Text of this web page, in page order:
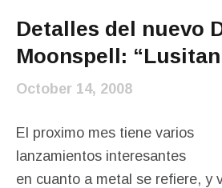
Detalles del nuevo
Moonspell:
October 14, 2008
El proximo mes tiene varios
lanzamientos interesantes
en cuanto a metal se refiere, y